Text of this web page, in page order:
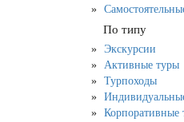
По типу
Экскурсии
Активные туры
Турпоходы
Корпоративные